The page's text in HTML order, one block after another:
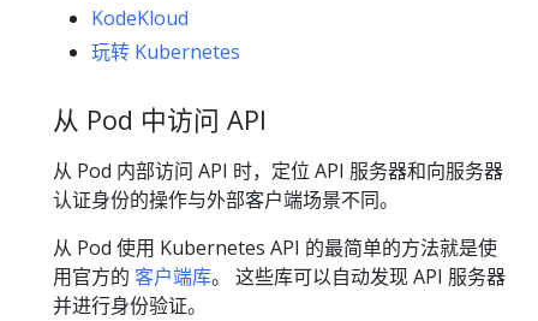
KodeKloud
玩转 Kubernetes
从 Pod 中访问 API
从 Pod 内部访问 API 时，定位 API 服务器和向服务器
认证身份的操作与外部客户端场景不同。
从 Pod 使用 Kubernetes API 的最简单的方法就是使
用官方的 客户端库。 这些库可以自动发现 API 服务器
并进行身份验证。